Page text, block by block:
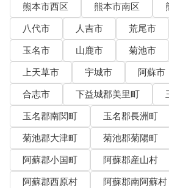
熊本市西区
熊本市南区
八代市
人吉市 荒尾市
玉名市
山鹿市 菊池市
上天草市
宇城市 阿蘇市
合志市
下益城郡美里町
玉名郡南関町
玉名郡長洲町
菊池郡大津町
菊池郡菊陽町
阿蘇郡小国町
阿蘇郡産山村
阿蘇郡西原村
阿蘇郡南阿蘇村